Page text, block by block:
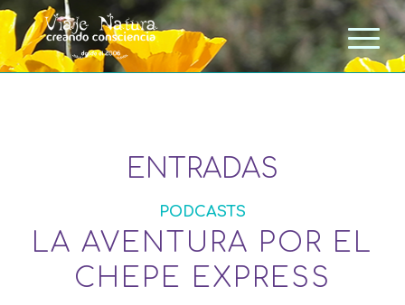
ENTRADAS
PODCASTS
LA AVENTURA POR EL
CHEPE EXPRESS